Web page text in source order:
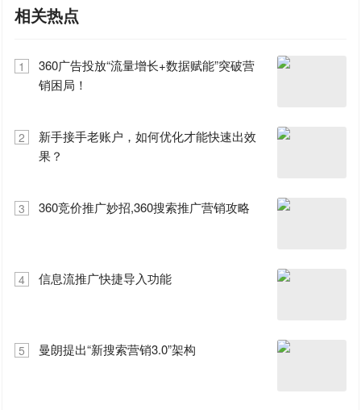
相关热点
1
360广告投放“流量增长+数据赋能”突破营
销困局！
2
新手接手老账户，如何优化才能快速出效
果？
3 360竞价推广妙招,360搜索推广营销攻略
4 信息流推广快捷导入功能
5 曼朗提出“新搜索营销3.0”架构